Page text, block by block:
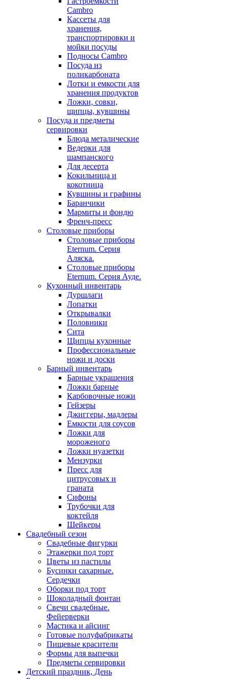
Cambro
Кассеты для
хранения,
транспортировки и
мойки посуды
Подносы Cambro
Посуда из
поликарбоната
Лотки и емкости для
хранения продуктов
Ложки, совки,
щипцы, кувшины
Посуда и предметы
сервировки
Блюда металические
Ведерки для
шампанского
Для десерта
Кокильница и
кокотница
Кувшины и графины
Баранчики
Мармиты и фондю
Френч-пресс
Столовые приборы
Столовые приборы
Eternum. Серия
Аляска.
Столовые приборы
Eternum. Серия Ауде.
Кухонный инвентарь
Дуршлаги
Лопатки
Открывалки
Половники
Сита
Щипцы кухонные
Профессиональные
ножи и доски
Барный инвентарь
Барные украшения
Ложки барные
Карбовочные ножи
Гейзеры
Джиггеры, мадлеры
Емкости для соусов
Ложки для
мороженого
Ложки нуазетки
Мензурки
Пресс для
цитрусовых и
граната
Сифоны
Трубочки для
коктейля
Шейкеры
Свадебный сезон
Свадебные фигурки
Этажерки под торт
Цветы из пастилы
Бусинки сахарные.
Сердечки
Оборки под торт
Шоколадный фонтан
Свечи свадебные.
Фейерверки
Мастика и айсинг
Готовые полуфабрикаты
Пищевые красители
Формы для выпечки
Предметы сервировки
Детский праздник, День